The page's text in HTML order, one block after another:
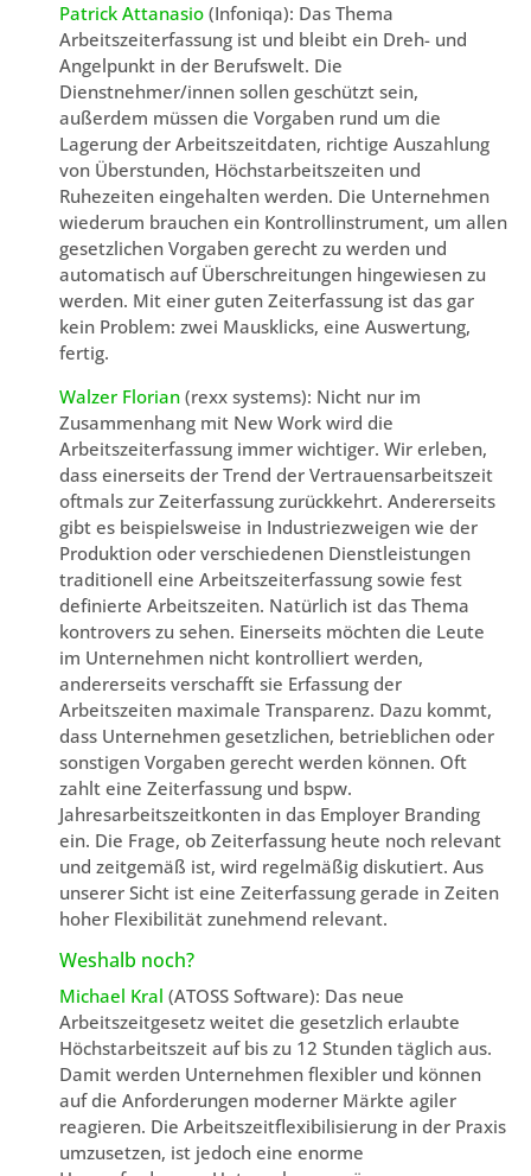
Patrick Attanasio (Infoniqa): Das Thema
Arbeitszeiterfassung ist und bleibt ein Dreh- und
Angelpunkt in der Berufswelt. Die
Dienstnehmer/innen sollen geschützt sein,
außerdem müssen die Vorgaben rund um die
Lagerung der Arbeitszeitdaten, richtige Auszahlung
von Überstunden, Höchstarbeitszeiten und
Ruhezeiten eingehalten werden. Die Unternehmen
wiederum brauchen ein Kontrollinstrument, um allen
gesetzlichen Vorgaben gerecht zu werden und
automatisch auf Überschreitungen hingewiesen zu
werden. Mit einer guten Zeiterfassung ist das gar
kein Problem: zwei Mausklicks, eine Auswertung,
fertig.
Walzer Florian (rexx systems): Nicht nur im
Zusammenhang mit New Work wird die
Arbeitszeiterfassung immer wichtiger. Wir erleben,
dass einerseits der Trend der Vertrauensarbeitszeit
oftmals zur Zeiterfassung zurückkehrt. Andererseits
gibt es beispielsweise in Industriezweigen wie der
Produktion oder verschiedenen Dienstleistungen
traditionell eine Arbeitszeiterfassung sowie fest
definierte Arbeitszeiten. Natürlich ist das Thema
kontrovers zu sehen. Einerseits möchten die Leute
im Unternehmen nicht kontrolliert werden,
andererseits verschafft sie Erfassung der
Arbeitszeiten maximale Transparenz. Dazu kommt,
dass Unternehmen gesetzlichen, betrieblichen oder
sonstigen Vorgaben gerecht werden können. Oft
zahlt eine Zeiterfassung und bspw.
Jahresarbeitszeitkonten in das Employer Branding
ein. Die Frage, ob Zeiterfassung heute noch relevant
und zeitgemäß ist, wird regelmäßig diskutiert. Aus
unserer Sicht ist eine Zeiterfassung gerade in Zeiten
hoher Flexibilität zunehmend relevant.
Weshalb noch?
Michael Kral (ATOSS Software): Das neue
Arbeitszeitgesetz weitet die gesetzlich erlaubte
Höchstarbeitszeit auf bis zu 12 Stunden täglich aus.
Damit werden Unternehmen flexibler und können
auf die Anforderungen moderner Märkte agiler
reagieren. Die Arbeitszeitflexibilisierung in der Praxis
umzusetzen, ist jedoch eine enorme